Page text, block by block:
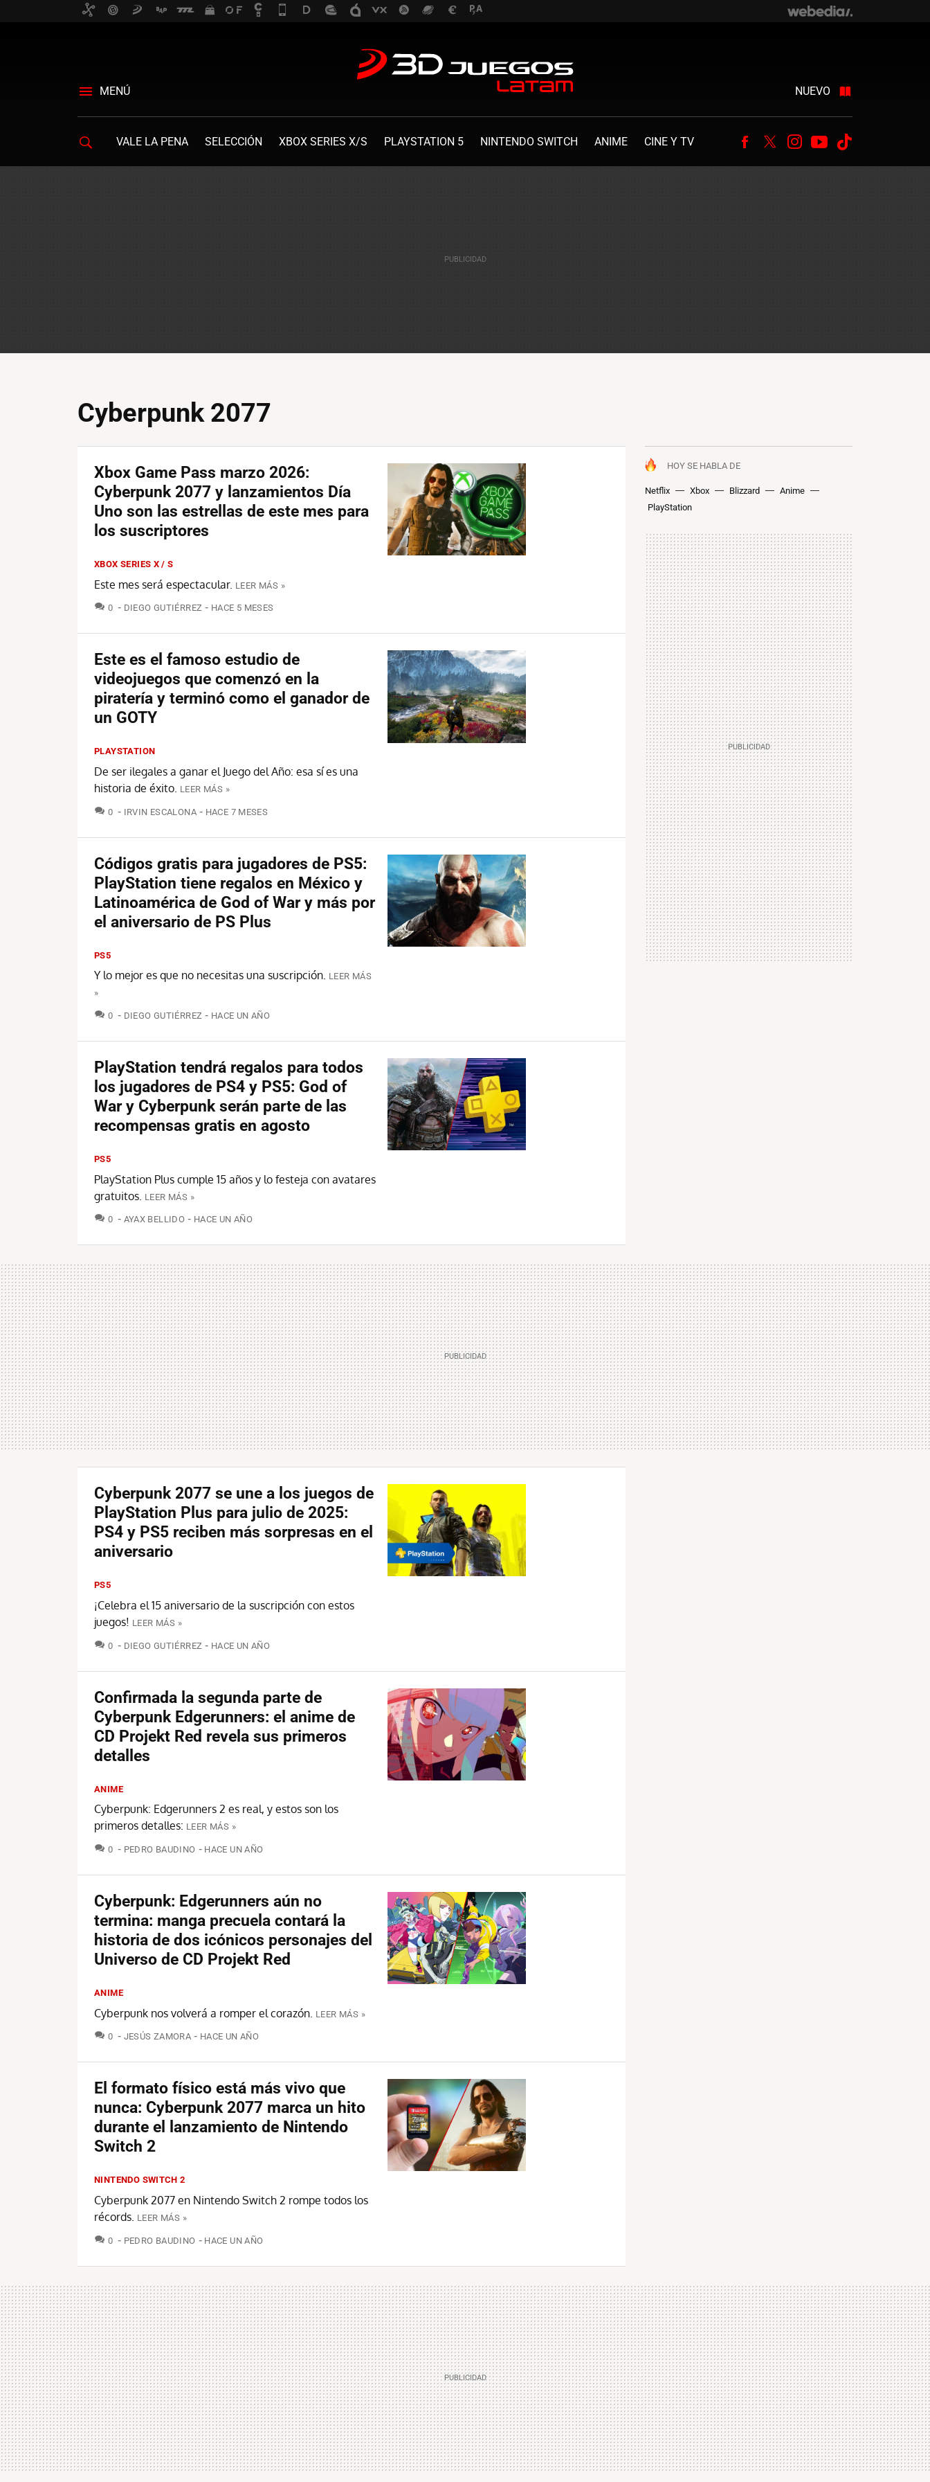
MENÚ NUEVO
VALE LA PENA SELECCIÓN XBOX SERIES X/S PLAYSTATION 5 NINTENDO SWITCH ANIME CINE Y TV Facebook
TwitterInstagram
Youtube
Cyberpunk 2077
HOY SE HABLA DE
Netflix Xbox Blizzard
Anime
PlayStation
Xbox Game Pass marzo 2026:
Cyberpunk 2077 y lanzamientos Día
Uno son las estrellas de este mes para
los suscriptores
XBOX SERIES X / S
Este mes será espectacular. LEER MÁS »
0 COMENTARIOS
DIEGO GUTIÉRREZ HACE 5 MESES
Este es el famoso estudio de
videojuegos que comenzó en la
piratería y terminó como el ganador de
un GOTY
PLAYSTATION
De ser ilegales a ganar el Juego del Año: esa sí es una
historia de éxito. LEER MÁS »
0 COMENTARIOS
IRVIN ESCALONA HACE 7 MESES
Códigos gratis para jugadores de PS5:
PlayStation tiene regalos en México y
Latinoamérica de God of War y más por
el aniversario de PS Plus
PS5
Y lo mejor es que no necesitas una suscripción. LEER MÁS
»
0 COMENTARIOS
DIEGO GUTIÉRREZ HACE UN AÑO
PlayStation tendrá regalos para todos
los jugadores de PS4 y PS5: God of
War y Cyberpunk serán parte de las
recompensas gratis en agosto
PS5
PlayStation Plus cumple 15 años y lo festeja con avatares
gratuitos. LEER MÁS »
0 COMENTARIOS
AYAX BELLIDO HACE UN AÑO
Cyberpunk 2077 se une a los juegos de
PlayStation Plus para julio de 2025:
PS4 y PS5 reciben más sorpresas en el
aniversario
PS5
¡Celebra el 15 aniversario de la suscripción con estos
juegos! LEER MÁS »
0 COMENTARIOS
DIEGO GUTIÉRREZ HACE UN AÑO
Confirmada la segunda parte de
Cyberpunk Edgerunners: el anime de
CD Projekt Red revela sus primeros
detalles
ANIME
Cyberpunk: Edgerunners 2 es real, y estos son los
primeros detalles: LEER MÁS »
0 COMENTARIOS
PEDRO BAUDINO HACE UN AÑO
Cyberpunk: Edgerunners aún no
termina: manga precuela contará la
historia de dos icónicos personajes del
Universo de CD Projekt Red
ANIME
Cyberpunk nos volverá a romper el corazón. LEER MÁS »
0 COMENTARIOS
JESÚS ZAMORA HACE UN AÑO
El formato físico está más vivo que
nunca: Cyberpunk 2077 marca un hito
durante el lanzamiento de Nintendo
Switch 2
NINTENDO SWITCH 2
Cyberpunk 2077 en Nintendo Switch 2 rompe todos los
récords. LEER MÁS »
0 COMENTARIOS
PEDRO BAUDINO HACE UN AÑO